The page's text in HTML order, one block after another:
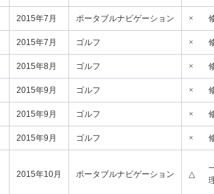
2015年7月 ポータブルナビゲーション ×
2015年7月 ゴルフ ×
2015年8月 ゴルフ ×
2015年9月 ゴルフ ×
2015年9月 ゴルフ ×
2015年9月 ゴルフ ×
2015年10月 ポータブルナビゲーション △